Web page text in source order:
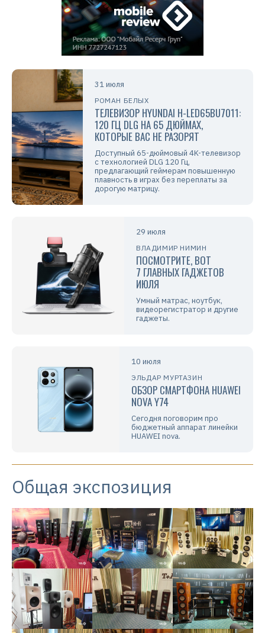
31 июля
РОМАН БЕЛЫХ
ТЕЛЕВИЗОР HYUNDAI H-LED65BU7011:
120 ГЦ DLG НА 65 ДЮЙМАХ,
КОТОРЫЕ ВАС НЕ РАЗОРЯТ
Доступный 65-дюймовый 4K-телевизор
с технологией DLG 120 Гц,
предлагающий геймерам повышенную
плавность в играх без переплаты за
дорогую матрицу.
29 июля
ВЛАДИМИР НИМИН
ПОСМОТРИТЕ, ВОТ
7 ГЛАВНЫХ ГАДЖЕТОВ
ИЮЛЯ
Умный матрас, ноутбук,
видеорегистратор и другие
гаджеты.
10 июля
ЭЛЬДАР МУРТАЗИН
ОБЗОР СМАРТФОНА HUAWEI
NOVA Y74
Сегодня поговорим про
бюджетный аппарат линейки
HUAWEI nova.
Общая экспозиция